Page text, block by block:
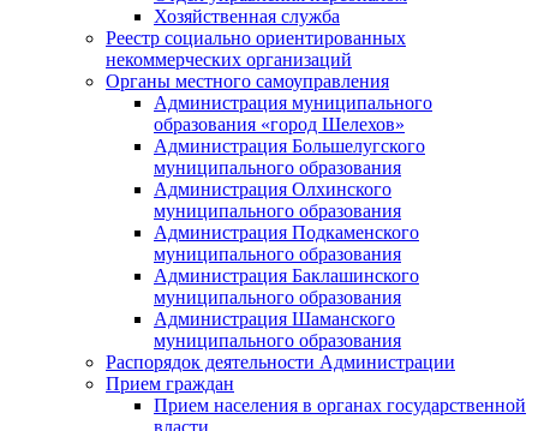
Хозяйственная служба
Реестр социально ориентированных
некоммерческих организаций
Органы местного самоуправления
Администрация муниципального
образования «город Шелехов»
Администрация Большелугского
муниципального образования
Администрация Олхинского
муниципального образования
Администрация Подкаменского
муниципального образования
Администрация Баклашинского
муниципального образования
Администрация Шаманского
муниципального образования
Распорядок деятельности Администрации
Прием граждан
Прием населения в органах государственной
власти